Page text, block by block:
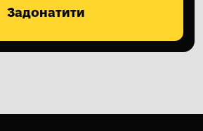
Задонатити